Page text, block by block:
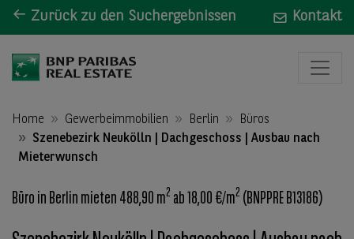
Zurück zu den Suchergebnissen Kontakt
Home Gewerbeimmobilien Berlin
Büros
Szenebezirk Neukölln | Dachgeschoss | Ausbau nach
Mieterwunsch
Büro in Berlin mieten 488,90 m2 ab 18,00 €/m2 (BNPPRE B13186)